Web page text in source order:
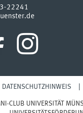
22241
DATENSCHUTZHINWEIS
CLUB UNIVERSITÄT